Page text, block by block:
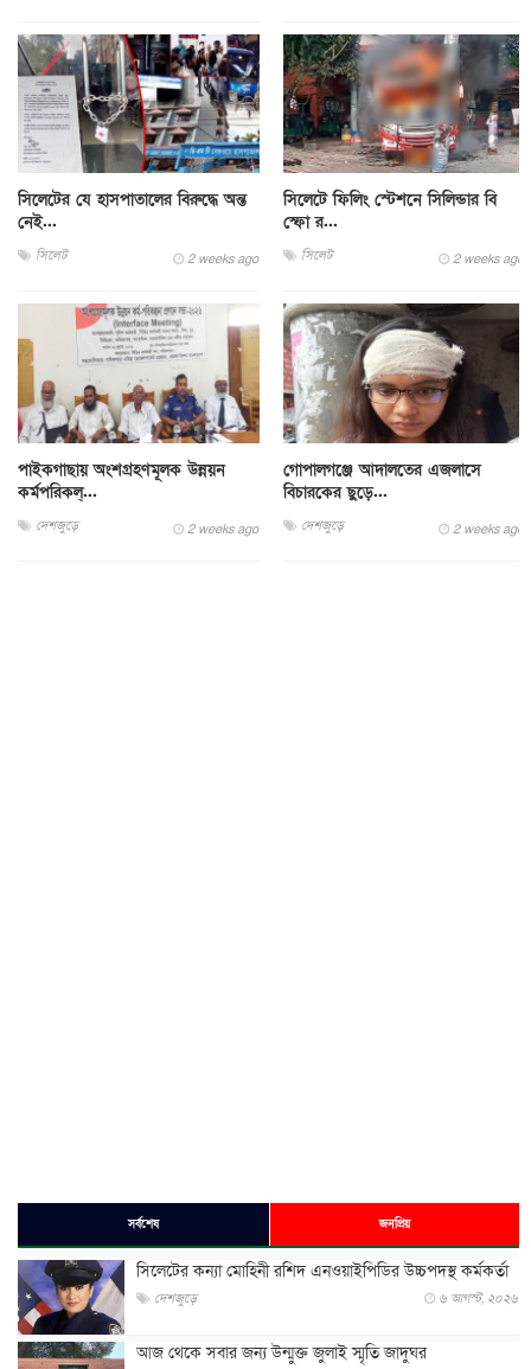
সিলেটের যে হাসপাতালের বিরুদ্ধে অন্ত
নেই...
সিলেট 2 weeks ago
সিলেটে ফিলিং স্টেশনে সিলিন্ডার বি
স্ফো র...
সিলেট 2 weeks ago
পাইকগাছায় অংশগ্রহণমূলক উন্নয়ন
কর্মপরিকল্...
দেশজুড়ে 2 weeks ago
গোপালগঞ্জে আদালতের এজলাসে
বিচারকের ছুড়ে...
দেশজুড়ে 2 weeks ago
সর্বশেষ জনপ্রিয়
সিলেটের কন্যা মোহিনী রশিদ এনওয়াইপিডির উচ্চপদস্থ কর্মকর্তা
দেশজুড়ে ৬ আগস্ট, ২০২৬
আজ থেকে সবার জন্য উন্মুক্ত জুলাই স্মৃতি জাদুঘর